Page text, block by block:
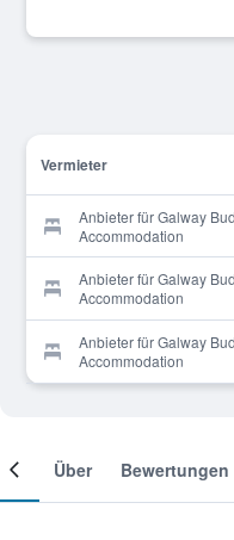
Vermieter
Anbieter für Galway
Accommodation
Anbieter für Galway
Accommodation
Anbieter für Galway
Accommodation
Über Bewertungen